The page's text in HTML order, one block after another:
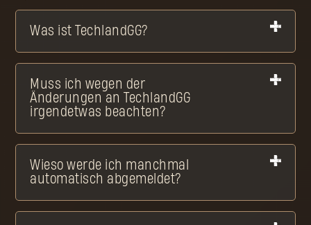
Was ist TechlandGG?
Muss ich wegen der
Änderungen an TechlandGG
irgendetwas beachten?
Wieso werde ich manchmal
automatisch abgemeldet?